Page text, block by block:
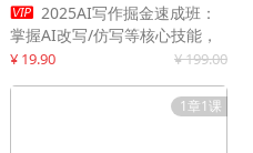
 2025AI写作掘金速成班：
掌握AI改写/仿写等核心技能，
实现单篇文案变现500+
¥ 19.90 ¥ 199.00
1章1课